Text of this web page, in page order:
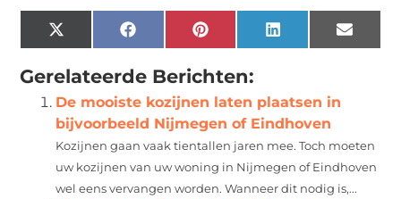
X
(Twitter)
FacebookPinterest LinkedIn Email
Gerelateerde Berichten:
De mooiste kozijnen laten plaatsen in
bijvoorbeeld Nijmegen of Eindhoven
Kozijnen gaan vaak tientallen jaren mee. Toch moeten
uw kozijnen van uw woning in Nijmegen of Eindhoven
wel eens vervangen worden. Wanneer dit nodig is,...